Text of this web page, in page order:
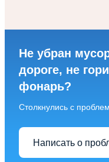
Не убран
дороге, не
фонарь?
Столкнулись с
Написать о